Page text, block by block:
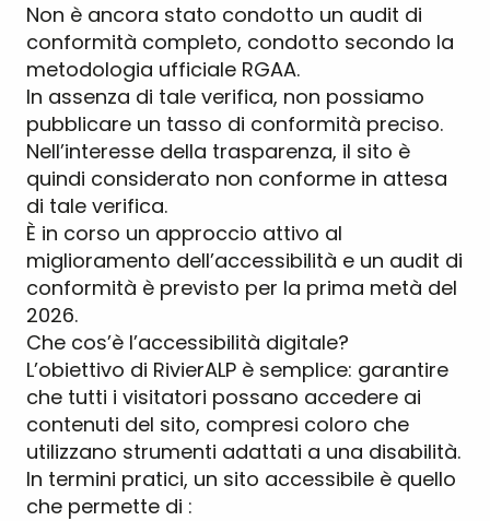
Non è ancora stato condotto un audit di
conformità completo, condotto secondo la
metodologia ufficiale RGAA.
In assenza di tale verifica, non possiamo
pubblicare un tasso di conformità preciso.
Nell’interesse della trasparenza, il sito è
quindi considerato non conforme in attesa
di tale verifica.
È in corso un approccio attivo al
miglioramento dell’accessibilità e un audit di
conformità è previsto per la prima metà del
2026.
Che cos’è l’accessibilità digitale?
L’obiettivo di RivierALP è semplice: garantire
che tutti i visitatori possano accedere ai
contenuti del sito, compresi coloro che
utilizzano strumenti adattati a una disabilità.
In termini pratici, un sito accessibile è quello
che permette di :